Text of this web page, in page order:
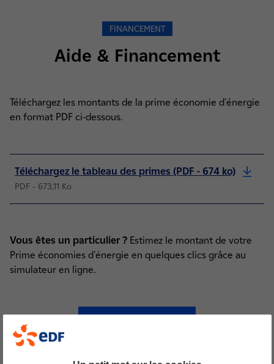
Aide & Financement
FINANCEMENT
Téléchargez les montants de la prime économie d'énergie
en format PDF ci-dessous.
Téléchargez le tableau des primes (PDF - 674 ko)
PDF - 673,11 Ko
Vous êtes un particulier ? Estimez le montant de votre
Prime économies d'énergie en quelques clics grâce au
simulateur en ligne.